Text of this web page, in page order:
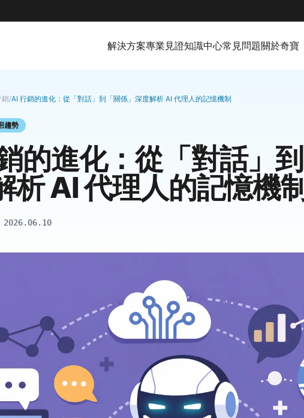
解決方案專業見證知識中心常見問題關於奇寶
銷/AI 行銷的進化：從「對話」到「關係」深度解析 AI 代理人的記憶機制
趨勢
的進化：從「對話」到
析 AI 代理人的記憶機
2026.06.10